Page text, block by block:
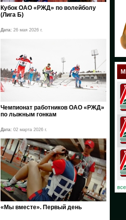
Кубок ОАО «РЖД» по волейболу
(Лига Б)
Дата: 26 мая 2026 г.
Чемпионат работников ОАО «РЖД»
по лыжным гонкам
Дата: 02 марта 2026 г.
«Мы вместе». Первый день